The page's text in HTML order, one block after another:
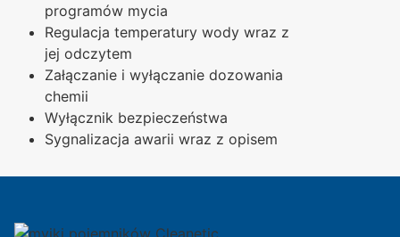
programów mycia
Regulacja temperatury wody wraz z
jej odczytem
Załączanie i wyłączanie dozowania
chemii
Wyłącznik bezpieczeństwa
Sygnalizacja awarii wraz z opisem